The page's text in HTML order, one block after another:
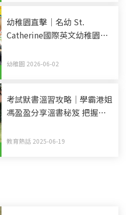
幼稚園直擊｜名幼 St.
Catherine國際英文幼稚園暨
中探索 建立國際視野
幼稚園 2026-06-02
考試默書溫習攻略｜學霸港姐
馮盈盈分享溫書秘笈 把握黃
不等於有用
教育熱話 2025-06-19